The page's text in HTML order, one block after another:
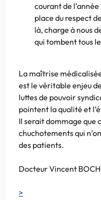
courant de
place du respect
là, charge à nous
qui tombent tous
La maîtrise
est le véritable enjeu
luttes de pouvoir
pointent la qualité et
Il serait dommage que
chuchotements qui
des patients.
Docteur Vincent
>